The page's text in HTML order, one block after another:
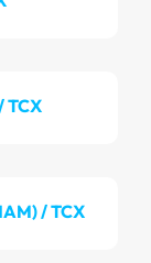
TCX
/ TCX